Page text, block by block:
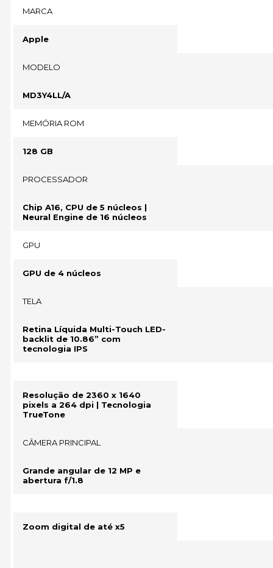
MARCA
Apple
MODELO
MD3Y4LL/A
MEMÓRIA ROM
128 GB
PROCESSADOR
Chip A16, CPU de 5 núcleos |
Neural Engine de 16 núcleos
GPU
GPU de 4 núcleos
TELA
Retina Líquida Multi-Touch LED-
backlit de 10.86” com
tecnologia IPS
Resolução de 2360 x 1640
pixels a 264 dpi | Tecnologia
TrueTone
CÂMERA PRINCIPAL
Grande angular de 12 MP e
abertura f/1.8
Zoom digital de até x5